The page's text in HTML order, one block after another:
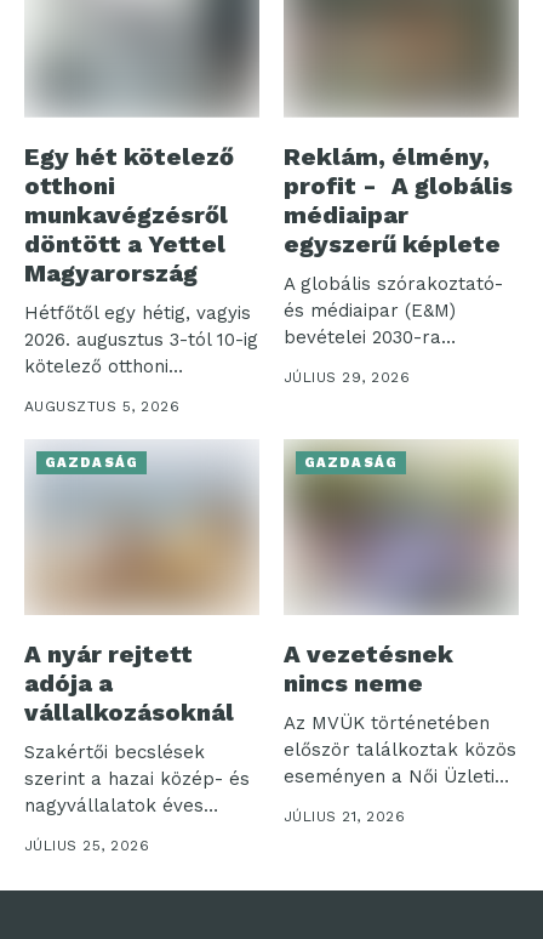
Egy hét kötelező
otthoni
munkavégzésről
döntött a Yettel
Magyarország
Hétfőtől egy hétig, vagyis
2026. augusztus 3-tól 10-ig
kötelező otthoni
AUGUSZTUS 5, 2026
Reklám, élmény,
profit - A globális
médiaipar
egyszerű képlete
A globális szórakoztató-
és médiaipar (E&M)
bevételei 2030-ra
elérhetik a 4,2 ezer...
JÚLIUS 29, 2026
GAZDASÁG
A nyár rejtett
adója a
vállalkozásoknál
Szakértői becslések
szerint a hazai közép- és
nagyvállalatok éves
nyereségének akár
JÚLIUS 25, 2026
GAZDASÁG
A vezetésnek
nincs neme
Az MVÜK történetében
először találkoztak közös
eseményen a Női Üzleti
Klub és...
JÚLIUS 21, 2026